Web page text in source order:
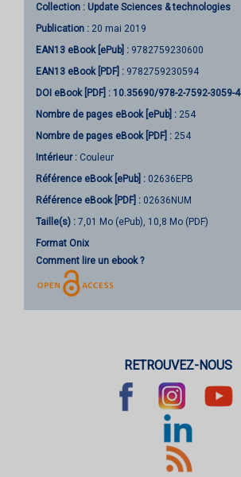
Collection : Update Sciences & technologies
Publication : 20 mai 2019
EAN13 eBook [ePub] : 9782759230600
EAN13 eBook [PDF] : 9782759230594
DOI eBook [PDF] : 10.35690/978-2-7592-3059-4
Nombre de pages eBook [ePub] : 254
Nombre de pages eBook [PDF] : 254
Intérieur : Couleur
Référence eBook [ePub] : 02636EPB
Référence eBook [PDF] : 02636NUM
Taille(s) : 7,01 Mo (ePub), 10,8 Mo (PDF)
Format Onix
Comment lire un ebook ?
RETROUVEZ-NOUS